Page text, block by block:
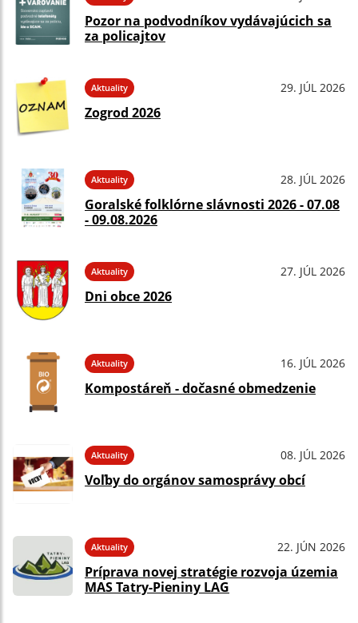
Pozor na podvodníkov vydávajúcich sa
za policajtov
Aktuality 29. JÚL 2026
Zogrod 2026
Aktuality 28. JÚL 2026
Goralské folklórne slávnosti 2026 - 07.08
- 09.08.2026
Aktuality 27. JÚL 2026
Dni obce 2026
Aktuality 16. JÚL 2026
Kompostáreň - dočasné obmedzenie
Aktuality 08. JÚL 2026
Voľby do orgánov samosprávy obcí
Aktuality 22. JÚN 2026
Príprava novej stratégie rozvoja územia
MAS Tatry-Pieniny LAG